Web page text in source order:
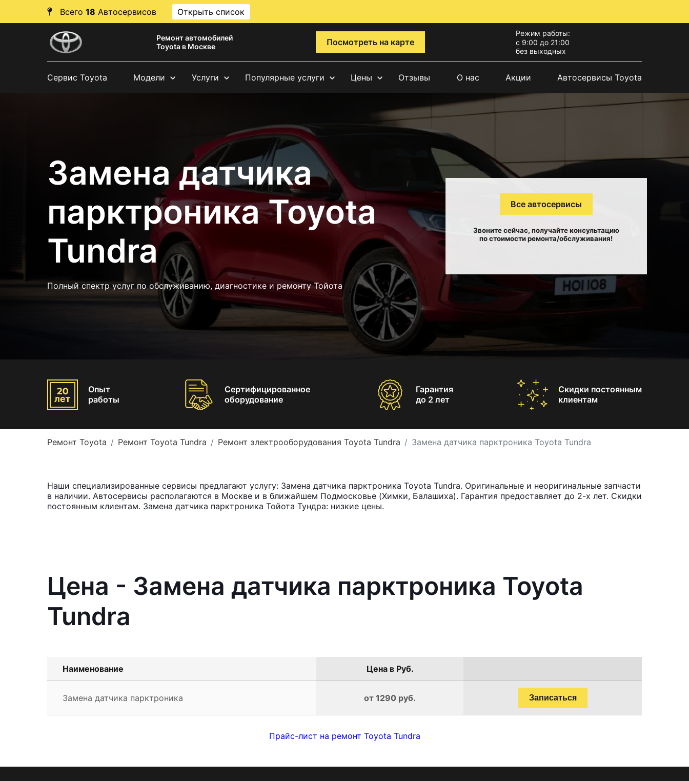
Всего 18 Автосервисов Открыть список
Ремонт автомобилей
Toyota в Москве
Посмотреть на карте
Режим работы:
с 9:00 до 21:00
без выходных
Сервис Toyota Модели Услуги Популярные услуги Цены Отзывы О нас Акции Автосервисы Toyota
Замена датчика
парктроника Toyota
Tundra
Полный спектр услуг по обслуживанию, диагностике и ремонту Тойота
Все автосервисы
Звоните сейчас, получайте консультацию
по стоимости ремонта/обслуживания!
Опыт
работы
Сертифицированное
оборудование
Гарантия
до 2 лет
Скидки постоянным
клиентам
Ремонт Toyota Ремонт Toyota Tundra Ремонт электрооборудования Toyota Tundra Замена датчика парктроника Toyota Tundra
Наши специализированные сервисы предлагают услугу: Замена датчика парктроника Toyota Tundra. Оригинальные и неоригинальные запчасти
в наличии. Автосервисы располагаются в Москве и в ближайшем Подмосковье (Химки, Балашиха). Гарантия предоставляет до 2-х лет. Скидки
постоянным клиентам. Замена датчика парктроника Тойота Тундра: низкие цены.
Цена - Замена датчика парктроника Toyota
Tundra
Наименование Цена в Руб.
Замена датчика парктроника от 1290 руб. Записаться
Прайс-лист на ремонт Toyota Tundra